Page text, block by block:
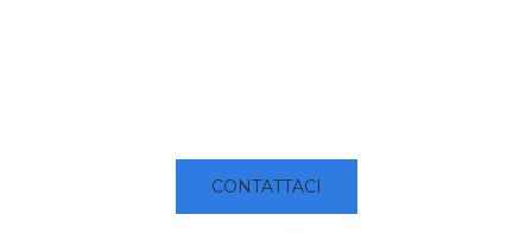
CONTATTACI